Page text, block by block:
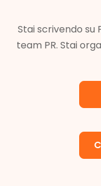
Stai scrivendo su
team PR. Stai